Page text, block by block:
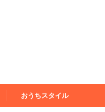
おうちスタイル